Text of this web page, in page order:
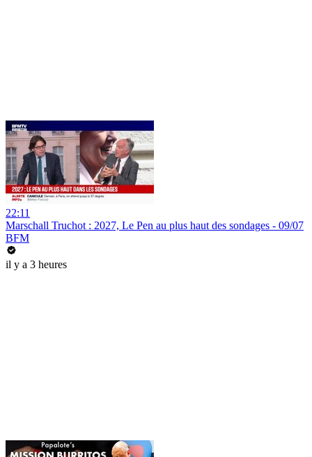
22:11
Marschall Truchot : 2027, Le Pen au plus haut des sondages - 09/07
BFM
il y a 3 heures